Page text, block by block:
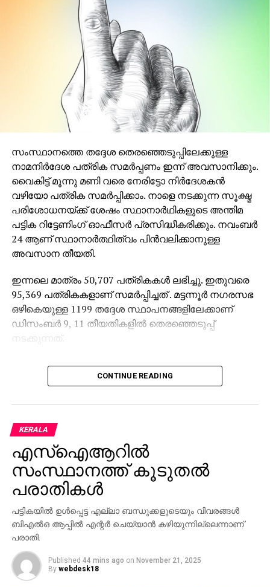
സംസ്ഥാനത്തെ തദ്ദേശ തെരഞ്ഞെടുപ്പിലേക്കുള്ള
നാമനിര്‍ദേശ പത്രിക സമര്‍പ്പണം ഇന്ന് അവസാനിക്കും.
വൈകിട്ട് മൂന്നു മണി വരെ നേരിട്ടോ നിര്‍ദേശകന്‍
വഴിയോ പത്രിക സമര്‍പ്പിക്കാം. നാളെ നടക്കുന്ന സൂക്ഷ്മ
പരിശോധനയ്ക്ക് ശേഷം സ്ഥാനാര്‍ഥികളുടെ അന്തിമ
പട്ടിക റിട്ടേണിംഗ് ഓഫീസര്‍ പ്രസിദ്ധീകരിക്കും. നവംബര്‍
24 ആണ് സ്ഥാനാര്‍ത്ഥിത്വം പിന്‍വലിക്കാനുള്ള
അവസാന തീയതി.
ഇന്നലെ മാത്രം 50,707 പത്രികകള്‍ ലഭിച്ചു. ഇതുവരെ
95,369 പത്രികകളാണ് സമര്‍പ്പിച്ചത് . മട്ടന്നൂര്‍ നഗരസഭ
ഒഴികെയുള്ള 1199 തദ്ദേശ സ്ഥാപനങ്ങളിലേക്കാണ്
ഡിസംബര്‍ 9, 11 തീയതികളില്‍ തെരഞ്ഞെടുപ്പ്
അതേസമയം, തദ്ദേശ തെരഞ്ഞെടുപ്പ് പ്രചാരണത്തിന്റെ
ഭാഗമായി പൊതുനിരത്തുകളില്‍ അനധികൃത
സ്ഥാപിക്കുന്നതിനെതിരെ മുന്നറിയിപ്പുമായി
ഹൈക്കോടതി. അനധികൃതമായി സ്ഥാപിച്ച
ബോര്‍ഡുകളും ബാനറുകളും രണ്ടാഴ്ചയ്ക്കകം നീക്കം
ചെയ്യണമെന്നാണ് നിര്‍ദ്ദേശം. ഉത്തരവാദികളില്‍ നിന്ന്
പിഴ ഈടാക്കുന്നതുള്‍പ്പെടെയുള്ള ശിക്ഷാ നടപടികള്‍
സ്വീകരിക്കണമെന്നും ഹൈക്കോടതി ഉത്തരവിട്ടു.
സ്ഥാനാര്‍ഥികള്‍, രാഷ്ട്രീയ പാര്‍ട്ടികള്‍ എന്നിവരില്‍ നിന്ന്
പിഴ ഈടാക്കുന്നത് ഉള്‍പ്പെടെയുള്ള നടപടികള്‍
സ്വീകരിക്കാന്‍ സംസ്ഥാന തെരഞ്ഞെടുപ്പ്
കമ്മീഷനോടും ജില്ലാ തെരഞ്ഞെടുപ്പ്
ഓഫിസര്‍മാരോടും ജസ്റ്റിസ് ദേവന്‍ രാമചന്ദ്രന്‍
നിര്‍ദേശിച്ചു.
CONTINUE READING
KERALA
എസ്‌ഐആറില്‍
സംസ്ഥാനത്ത് കൂടുതല്‍
പരാതികള്‍
പട്ടികയില്‍ ഉള്‍പ്പെട്ട എല്ലാ ബന്ധുക്കളുടെയും വിവരങ്ങള്‍
ബിഎല്‍ഒ ആപ്പില്‍ എന്റര്‍ ചെയ്യാന്‍ കഴിയുന്നില്ലെന്നാണ്
പരാതി.
Published 44 mins ago on November 21, 2025
By webdesk18